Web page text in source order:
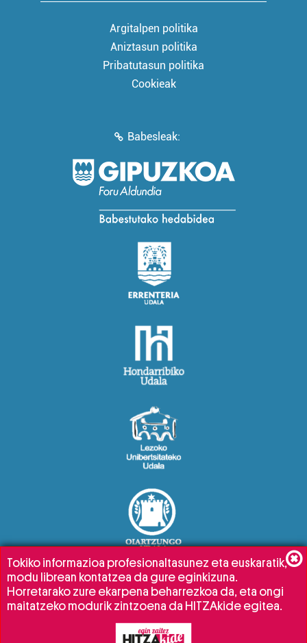
Argitalpen politika
Aniztasun politika
Pribatutasun politika
Cookieak
Babesleak:
Tokiko informazioa profesionaltasunez eta euskaratik,
modu librean kontatzea da gure eginkizuna.
Horretarako zure ekarpena beharrezkoa da, eta ongi
maitatzeko modurik zintzoena da HITZAkide egitea.